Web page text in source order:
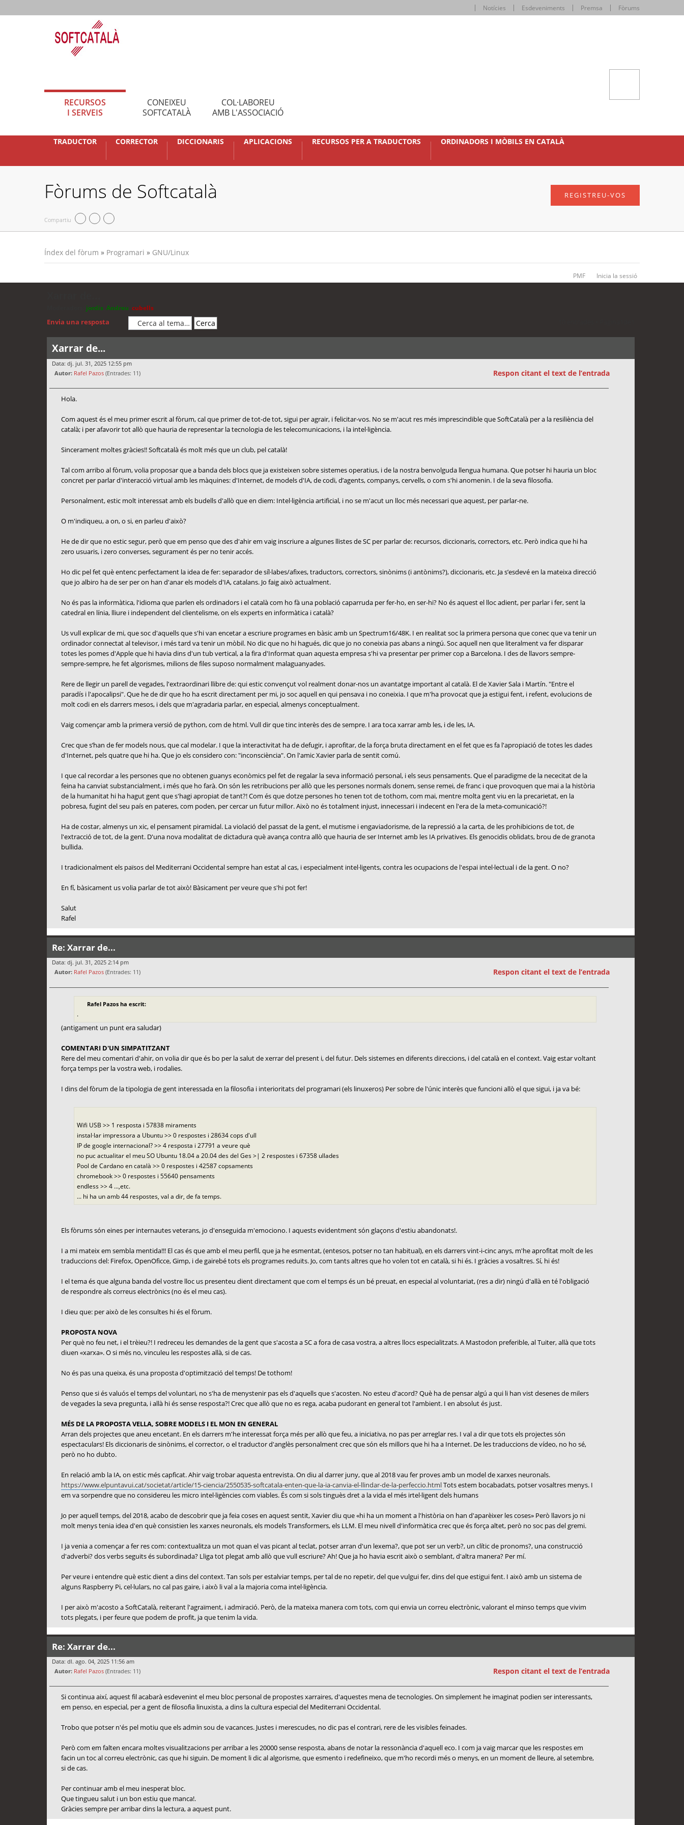
Notícies Esdeveniments Premsa Fòrums
RECURSOS
I SERVEIS
CONEIXEU
SOFTCATALÀ
COL·LABOREU
AMB L'ASSOCIACIÓ
TRADUCTOR CORRECTOR DICCIONARIS APLICACIONS RECURSOS PER A TRADUCTORS ORDINADORS I MÒBILS EN CATALÀ
Fòrums de Softcatalà
Compartiu
REGISTREU-VOS
Índex del fòrum » Programari » GNU/Linux
PMF Inicia la sessió
jordis Andreu cubells
Envia una resposta
Xarrar de...
Data: dj. jul. 31, 2025 12:55 pm
Autor: Rafel Pazos (Entrades: 11) Respon citant el text de l’entrada
Hola.
Com aquest és el meu primer escrit al fòrum, cal que primer de tot-de tot, sigui per agrair, i felicitar-vos. No se m'acut res més imprescindible que SoftCatalà per a la resiliència del
català; i per afavorir tot allò que hauria de representar la tecnologia de les telecomunicacions, i la intel·ligència.
Sincerament moltes gràcies!! Softcatalà és molt més que un club, pel català!
Tal com arribo al fòrum, volia proposar que a banda dels blocs que ja existeixen sobre sistemes operatius, i de la nostra benvolguda llengua humana. Que potser hi hauria un bloc
concret per parlar d'interacció virtual amb les màquines: d'Internet, de models d'IA, de codi, d’agents, companys, cervells, o com s'hi anomenin. I de la seva filosofia.
Personalment, estic molt interessat amb els budells d'allò que en diem: Intel·ligència artificial, i no se m'acut un lloc més necessari que aquest, per parlar-ne.
O m'indiqueu, a on, o si, en parleu d'això?
He de dir que no estic segur, però que em penso que des d'ahir em vaig inscriure a algunes llistes de SC per parlar de: recursos, diccionaris, correctors, etc. Però indica que hi ha
zero usuaris, i zero converses, segurament és per no tenir accés.
Ho dic pel fet què entenc perfectament la idea de fer: separador de síl·labes/afixes, traductors, correctors, sinònims (i antònims?), diccionaris, etc. Ja s’esdevé en la mateixa direcció
que jo albiro ha de ser per on han d'anar els models d'IA, catalans. Jo faig això actualment.
No és pas la informàtica, l'idioma que parlen els ordinadors i el català com ho fà una població caparruda per fer-ho, en ser-hi? No és aquest el lloc adient, per parlar i fer, sent la
catedral en línia, lliure i independent del clientelisme, on els experts en informàtica i català?
Us vull explicar de mi, que soc d'aquells que s'hi van encetar a escriure programes en bàsic amb un Spectrum16/48K. I en realitat soc la primera persona que conec que va tenir un
ordinador connectat al televisor, i més tard va tenir un mòbil. No dic que no hi hagués, dic que jo no coneixia pas abans a ningú. Soc aquell nen que literalment va fer disparar
totes les pomes d'Apple que hi havia dins d'un tub vertical, a la fira d'Informat quan aquesta empresa s'hi va presentar per primer cop a Barcelona. I des de llavors sempre-
sempre-sempre, he fet algorismes, milions de files suposo normalment malaguanyades.
Rere de llegir un parell de vegades, l'extraordinari llibre de: qui estic convençut vol realment donar-nos un avantatge important al català. El de Xavier Sala i Martín. "Entre el
paradís i l'apocalipsi". Que he de dir que ho ha escrit directament per mi, jo soc aquell en qui pensava i no coneixia. I que m'ha provocat que ja estigui fent, i refent, evolucions de
molt codi en els darrers mesos, i dels que m'agradaria parlar, en especial, almenys conceptualment.
Vaig començar amb la primera versió de python, com de html. Vull dir que tinc interès des de sempre. I ara toca xarrar amb les, i de les, IA.
Crec que s’han de fer models nous, que cal modelar. I que la interactivitat ha de defugir, i aprofitar, de la força bruta directament en el fet que es fa l'apropiació de totes les dades
d'Internet, pels quatre que hi ha. Que jo els considero con: "inconsciència". On l'amic Xavier parla de sentit comú.
I que cal recordar a les persones que no obtenen guanys econòmics pel fet de regalar la seva informació personal, i els seus pensaments. Que el paradigme de la nececitat de la
feina ha canviat substancialment, i més que ho farà. On són les retribucions per allò que les persones normals donem, sense remei, de franc i que provoquen que mai a la història
de la humanitat hi ha hagut gent que s'hagi apropiat de tant?! Com és que dotze persones ho tenen tot de tothom, com mai, mentre molta gent viu en la precarietat, en la
pobresa, fugint del seu país en pateres, com poden, per cercar un futur millor. Això no és totalment injust, innecessari i indecent en l'era de la meta-comunicació?!
Ha de costar, almenys un xic, el pensament piramidal. La violació del passat de la gent, el mutisme i engaviadorisme, de la repressió a la carta, de les prohibicions de tot, de
l'extracció de tot, de la gent. D'una nova modalitat de dictadura què avança contra allò que hauria de ser Internet amb les IA privatives. Els genocidis oblidats, brou de de granota
bullida.
I tradicionalment els països del Mediterrani Occidental sempre han estat al cas, i especialment intel·ligents, contra les ocupacions de l'espai intel·lectual i de la gent. O no?
En fí, bàsicament us volia parlar de tot això! Bàsicament per veure que s'hi pot fer!
Salut
Rafel
Re: Xarrar de...
Data: dj. jul. 31, 2025 2:14 pm
Autor: Rafel Pazos (Entrades: 11) Respon citant el text de l’entrada
Rafel Pazos ha escrit:
.
(antigament un punt era saludar)
COMENTARI D'UN SIMPATITZANT
Rere del meu comentari d'ahir, on volia dir que és bo per la salut de xerrar del present i, del futur. Dels sistemes en diferents direccions, i del català en el context. Vaig estar voltant
força temps per la vostra web, i rodalies.
I dins del fòrum de la tipologia de gent interessada en la filosofia i interioritats del programari (els linuxeros) Per sobre de l'únic interès que funcioni allò el que sigui, i ja va bé:
Wifi USB >> 1 resposta i 57838 miraments
instal·lar impressora a Ubuntu >> 0 respostes i 28634 cops d'ull
IP de google internacional? >> 4 resposta i 27791 a veure què
no puc actualitar el meu SO Ubuntu 18.04 a 20.04 des del Ges >| 2 respostes i 67358 ullades
Pool de Cardano en català >> 0 respostes i 42587 copsaments
chromebook >> 0 respostes i 55640 pensaments
endless >> 4 ...,etc.
... hi ha un amb 44 respostes, val a dir, de fa temps.
Els fòrums són eines per internautes veterans, jo d'enseguida m'emociono. I aquests evidentment són glaçons d'estiu abandonats!.
I a mi mateix em sembla mentida!!! El cas és que amb el meu perfil, que ja he esmentat, (entesos, potser no tan habitual), en els darrers vint-i-cinc anys, m'he aprofitat molt de les
traduccions del: Firefox, OpenOficce, Gimp, i de gairebé tots els programes reduïts. Jo, com tants altres que ho volen tot en català, si hi és. I gràcies a vosaltres. Sí, hi és!
I el tema és que alguna banda del vostre lloc us presenteu dient directament que com el temps és un bé preuat, en especial al voluntariat, (res a dir) ningú d'allà en té l'obligació
de respondre als correus electrònics (no és el meu cas).
I dieu que: per això de les consultes hi és el fòrum.
PROPOSTA NOVA
Per què no feu net, i el trèieu?! I redreceu les demandes de la gent que s'acosta a SC a fora de casa vostra, a altres llocs especialitzats. A Mastodon preferible, al Tuiter, allà que tots
diuen «xarxa». O si més no, vinculeu les respostes allà, si de cas.
No és pas una queixa, és una proposta d'optimització del temps! De tothom!
Penso que si és valuós el temps del voluntari, no s'ha de menystenir pas els d'aquells que s'acosten. No esteu d'acord? Què ha de pensar algú a qui li han vist desenes de milers
de vegades la seva pregunta, i allà hi és sense resposta?! Crec que allò que no es rega, acaba pudorant en general tot l'ambient. I en absolut és just.
MÉS DE LA PROPOSTA VELLA, SOBRE MODELS I EL MON EN GENERAL
Arran dels projectes que aneu encetant. En els darrers m'he interessat força més per allò que feu, a iniciativa, no pas per arreglar res. I val a dir que tots els projectes són
espectaculars! Els diccionaris de sinònims, el corrector, o el traductor d'anglès personalment crec que són els millors que hi ha a Internet. De les traduccions de vídeo, no ho sé,
però no ho dubto.
En relació amb la IA, on estic més capficat. Ahir vaig trobar aquesta entrevista. On diu al darrer juny, que al 2018 vau fer proves amb un model de xarxes neuronals.
https://www.elpuntavui.cat/societat/article/15-ciencia/2550535-softcatala-enten-que-la-ia-canvia-el-llindar-de-la-perfeccio.htmlTots estem bocabadats, potser vosaltres menys. I
em va sorpendre que no considereu les micro intel·ligències com viables. És com si sols tinguès dret a la vida el més irtel·ligent dels humans
Jo per aquell temps, del 2018, acabo de descobrir que ja feia coses en aquest sentit, Xavier diu que «hi ha un moment a l'història on han d'aparèixer les coses» Però llavors jo ni
molt menys tenia idea d'en què consistien les xarxes neuronals, els models Transformers, els LLM. El meu nivell d'informàtica crec que és força altet, però no soc pas del gremi.
I ja venia a començar a fer res com: contextualitza un mot quan el vas picant al teclat, potser arran d'un lexema?, que pot ser un verb?, un clític de pronoms?, una construcció
d'adverbi? dos verbs seguits és subordinada? Lliga tot plegat amb allò que vull escriure? Ah! Que ja ho havia escrit això o semblant, d'altra manera? Per mí.
Per veure i entendre què estic dient a dins del context. Tan sols per estalviar temps, per tal de no repetir, del que vulgui fer, dins del que estigui fent. I això amb un sistema de
alguns Raspberry Pi, cel·lulars, no cal pas gaire, i això li val a la majoria coma intel·ligència.
I per això m'acosto a SoftCatalà, reiterant l'agraïment, i admiració. Però, de la mateixa manera com tots, com qui envia un correu electrònic, valorant el minso temps que vivim
tots plegats, i per feure que podem de profit, ja que tenim la vida.
Re: Xarrar de...
Data: dl. ago. 04, 2025 11:56 am
Autor: Rafel Pazos (Entrades: 11) Respon citant el text de l’entrada
Si continua així, aquest fil acabarà esdevenint el meu bloc personal de propostes xarraires, d'aquestes mena de tecnologies. On simplement he imaginat podien ser interessants,
em penso, en especial, per a gent de filosofia linuxista, a dins la cultura especial del Mediterrani Occidental.
Trobo que potser n'és pel motiu que els admin sou de vacances. Justes i merescudes, no dic pas el contrari, rere de les visibles feinades.
Però com em falten encara moltes visualitzacions per arribar a les 20000 sense resposta, abans de notar la ressonància d'aquell eco. I com ja vaig marcar que les respostes em
facin un toc al correu electrònic, cas que hi siguin. De moment li dic al algorisme, que esmento i redefineixo, que m'ho recordi més o menys, en un moment de lleure, al setembre,
si de cas.
Per continuar amb el meu inesperat bloc.
Que tingueu salut i un bon estiu que manca!.
Gràcies sempre per arribar dins la lectura, a aquest punt.